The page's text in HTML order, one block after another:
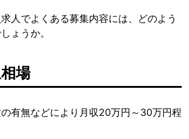
人でよくある募集内容には、どのよう
ょうか。
場
有無などにより月収20万円～30万円程